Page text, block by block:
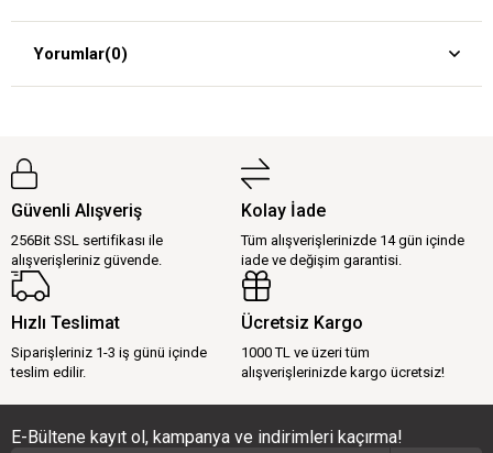
Yorumlar(0)
Güvenli Alışveriş
256Bit SSL sertifikası ile
alışverişleriniz güvende.
Kolay İade
Tüm alışverişlerinizde 14 gün içinde
iade ve değişim garantisi.
Hızlı Teslimat
Siparişleriniz 1-3 iş günü içinde
teslim edilir.
Ücretsiz Kargo
1000 TL ve üzeri tüm
alışverişlerinizde kargo ücretsiz!
E-Bültene kayıt ol, kampanya ve indirimleri kaçırma!